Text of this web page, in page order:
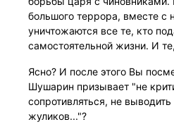
большого террора, вместе с
уничтожаются все те, кто
самостоятельной жизни. И
Ясно? И после этого Вы
Шушарин призывает "не
сопротивляться, не
жуликов..."?